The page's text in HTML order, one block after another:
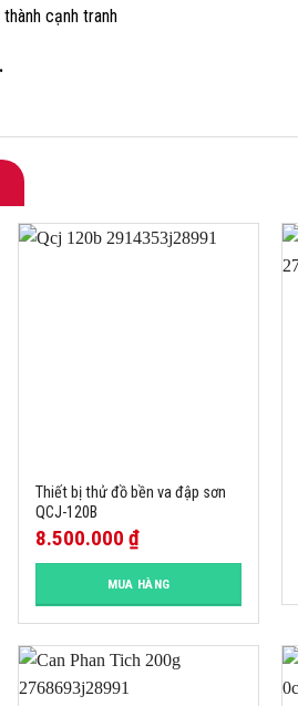
cạnh tranh
Thiết bị thử đồ bền va đập sơn
QCJ-120B
8.500.000 ₫
MUA HÀNG